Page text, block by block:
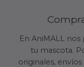
En AniMALL
tu mascota.
originales,